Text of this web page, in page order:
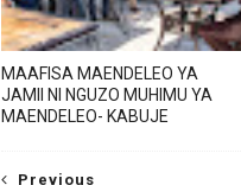
MAAFISA MAENDELEO YA
JAMII NI NGUZO MUHIMU YA
MAENDELEO- KABUJE
Previous